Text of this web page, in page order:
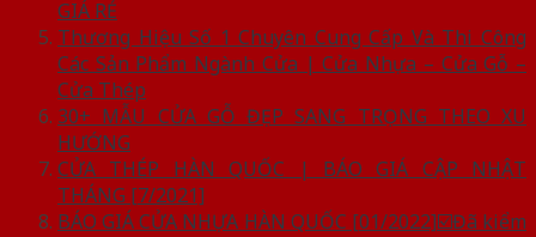
GIÁ RẺ
Thương Hiệu Số 1 Chuyên Cung Cấp Và Thi Công
Các Sản Phẩm Ngành Cửa | Cửa Nhựa – Cửa Gỗ –
Cửa Thép
30+ MẪU CỬA GỖ ĐẸP SANG TRỌNG THEO XU
HƯỚNG
CỬA THÉP HÀN QUỐC | BÁO GIÁ CẬP NHẬT
THÁNG [7/2021]
BÁO GIÁ CỬA NHỰA HÀN QUỐC [01/2022]☑️Đã kiểm